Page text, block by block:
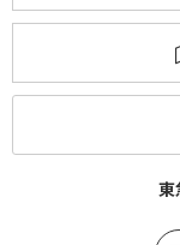
東